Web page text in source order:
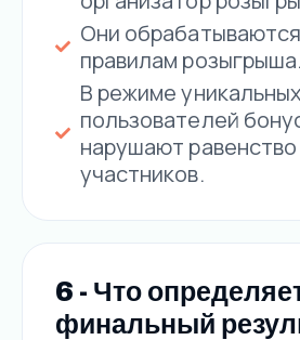
Они
правилам розыгрыша.
В режиме уникальных
пользователей
нарушают
участников.
6 - Что
финальный